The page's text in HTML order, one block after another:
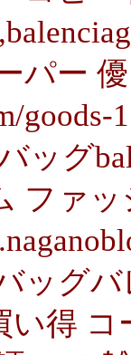
パー
ッグ
ファ
ッグ
い得